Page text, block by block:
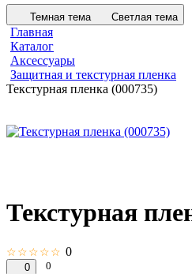
Темная тема Светлая тема
Главная
Каталог
Аксессуары
Защитная и текстурная пленка
Текстурная пленка (000735)
Текстурная
☆☆☆☆☆ 0
0 0